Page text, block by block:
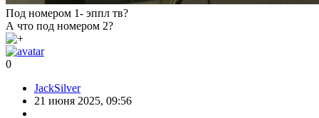
Под номером 1- эппл тв?
А что под номером 2?
0
JackSilver
21 июня 2025, 09:56